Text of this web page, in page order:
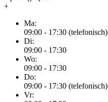
+
Ma:
09:00 - 17:30 (telefonisch)
Di:
09:00 - 17:30
Wo:
09:00 - 17:30
Do:
09:00 - 17:30 (telefonisch)
Vr: